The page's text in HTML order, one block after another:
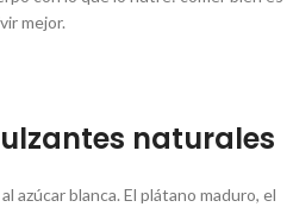
mejor.
naturales
azúcar blanca. El plátano maduro, el